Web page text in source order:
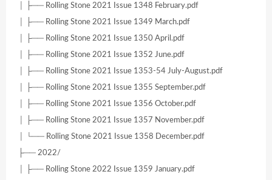
│ ├── Rolling Stone 2021 Issue 1348 February.pdf
│ ├── Rolling Stone 2021 Issue 1349 March.pdf
│ ├── Rolling Stone 2021 Issue 1350 April.pdf
│ ├── Rolling Stone 2021 Issue 1352 June.pdf
│ ├── Rolling Stone 2021 Issue 1353-54 July-August.pdf
│ ├── Rolling Stone 2021 Issue 1355 September.pdf
│ ├── Rolling Stone 2021 Issue 1356 October.pdf
│ ├── Rolling Stone 2021 Issue 1357 November.pdf
│ └── Rolling Stone 2021 Issue 1358 December.pdf
├── 2022/
│ ├── Rolling Stone 2022 Issue 1359 January.pdf